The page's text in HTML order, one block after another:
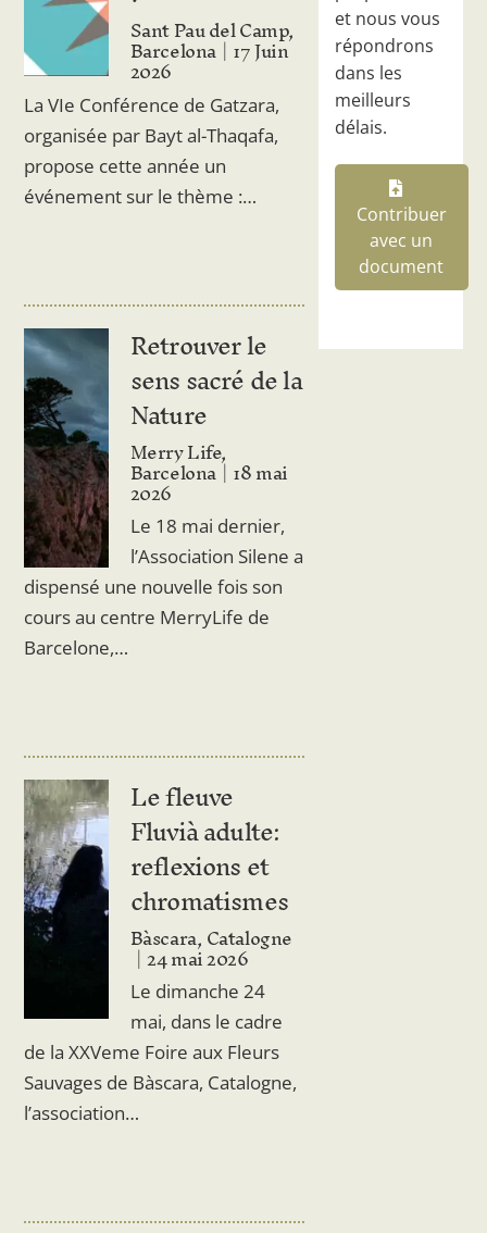
Sant Pau del Camp,
Barcelona 17 Juin
2026
La VIe Conférence de Gatzara,
organisée par Bayt al-Thaqafa,
propose cette année un
événement sur le thème :…
Retrouver le
sens sacré de la
Nature
Merry Life,
Barcelona 18 mai
2026
Le 18 mai dernier,
l’Association Silene a
dispensé une nouvelle fois son
cours au centre MerryLife de
Barcelone,…
Le fleuve
Fluvià adulte:
reflexions et
chromatismes
Bàscara, Catalogne
24 mai 2026
Le dimanche 24
mai, dans le cadre
de la XXVeme Foire aux Fleurs
Sauvages de Bàscara, Catalogne,
l’association…
et nous vous
répondrons
dans les
meilleurs
délais.
Contribuer
avec un
document